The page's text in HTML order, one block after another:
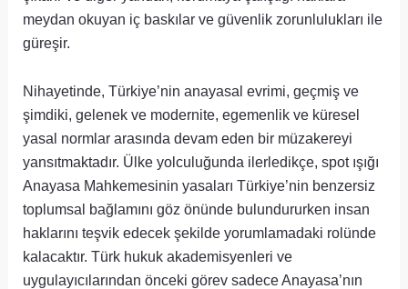
meydan okuyan iç baskılar ve güvenlik zorunlulukları ile
güreşir.
Nihayetinde, Türkiye’nin anayasal evrimi, geçmiş ve
şimdiki, gelenek ve modernite, egemenlik ve küresel
yasal normlar arasında devam eden bir müzakereyi
yansıtmaktadır. Ülke yolculuğunda ilerledikçe, spot ışığı
Anayasa Mahkemesinin yasaları Türkiye’nin benzersiz
toplumsal bağlamını göz önünde bulundururken insan
haklarını teşvik edecek şekilde yorumlamadaki rolünde
kalacaktır. Türk hukuk akademisyenleri ve
uygulayıcılarından önceki görev sadece Anayasa’nın